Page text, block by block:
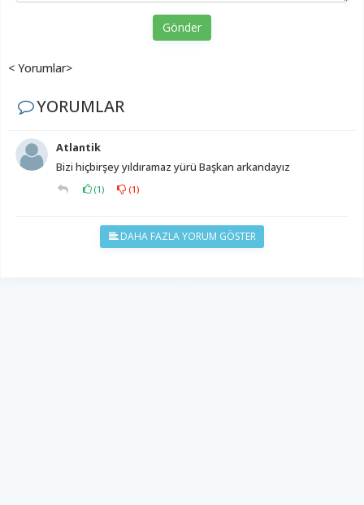
Gönder
< Yorumlar>
YORUMLAR
Atlantik
Bizi hiçbirşey yıldıramaz yürü Başkan arkandayız
(1) (1)
DAHA FAZLA YORUM GÖSTER